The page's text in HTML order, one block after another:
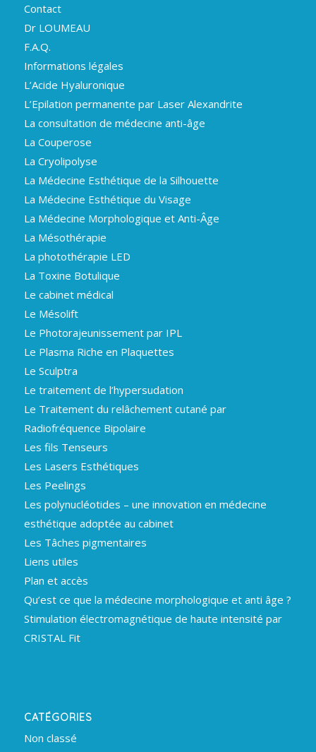
Contact
Dr LOUMEAU
F.A.Q.
Informations légales
L’Acide Hyaluronique
L’Epilation permanente par Laser Alexandrite
La consultation de médecine anti-âge
La Couperose
La Cryolipolyse
La Médecine Esthétique de la Silhouette
La Médecine Esthétique du Visage
La Médecine Morphologique et Anti-Âge
La Mésothérapie
La photothérapie LED
La Toxine Botulique
Le cabinet médical
Le Mésolift
Le Photorajeunissement par IPL
Le Plasma Riche en Plaquettes
Le Sculptra
Le traitement de l’hypersudation
Le Traitement du relâchement cutané par
Radiofréquence Bipolaire
Les fils Tenseurs
Les Lasers Esthétiques
Les Peelings
Les polynucléotides – une innovation en médecine
esthétique adoptée au cabinet
Les Tâches pigmentaires
Liens utiles
Plan et accès
Qu’est ce que la médecine morphologique et anti âge ?
Stimulation électromagnétique de haute intensité par
CRISTAL Fit
CATÉGORIES
Non classé